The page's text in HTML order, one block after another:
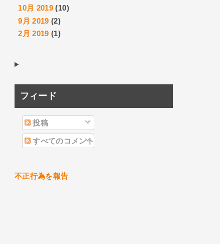
10月 2019 (10)
9月 2019 (2)
2月 2019 (1)
フィード
投稿
すべてのコメント
不正行為を報告